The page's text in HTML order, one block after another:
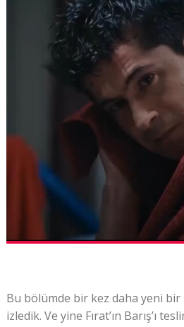
Bu bölümde bir kez daha yeni bir
izledik. Ve yine Fırat’ın Barış’ı